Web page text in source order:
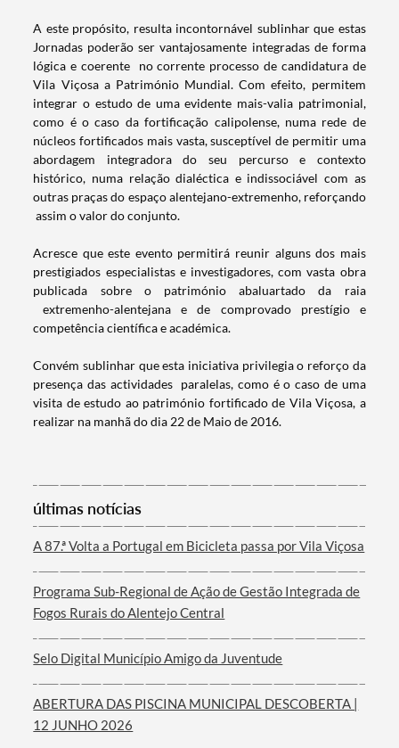
Termo de Pesquisa
Categorias gerais
Filtros
A este propósito, resulta incontornável sublinhar que estas
Jornadas poderão ser vantajosamente integradas de forma
lógica e coerente no corrente processo de candidatura de
Vila Viçosa a Património Mundial. Com efeito, permitem
integrar o estudo de uma evidente mais-valia patrimonial,
como é o caso da fortificação calipolense, numa rede de
núcleos fortificados mais vasta, susceptível de permitir uma
abordagem integradora do seu percurso e contexto
histórico, numa relação dialéctica e indissociável com as
outras praças do espaço alentejano-extremenho, reforçando
assim o valor do conjunto.
Acresce que este evento permitirá reunir alguns dos mais
prestigiados especialistas e investigadores, com vasta obra
publicada sobre o património abaluartado da raia
extremenho-alentejana e de comprovado prestígio e
competência científica e académica.
Convém sublinhar que esta iniciativa privilegia o reforço da
presença das actividades paralelas, como é o caso de uma
visita de estudo ao património fortificado de Vila Viçosa, a
realizar na manhã do dia 22 de Maio de 2016.
últimas notícias
A 87.ª Volta a Portugal em Bicicleta passa por Vila Viçosa
Programa Sub-Regional de Ação de Gestão Integrada de
Fogos Rurais do Alentejo Central
Selo Digital Município Amigo da Juventude
ABERTURA DAS PISCINA MUNICIPAL DESCOBERTA |
12 JUNHO 2026